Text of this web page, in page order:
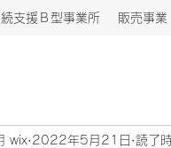
支援Ｂ型事業所 販売事業
wix 2022年5月21日 読了